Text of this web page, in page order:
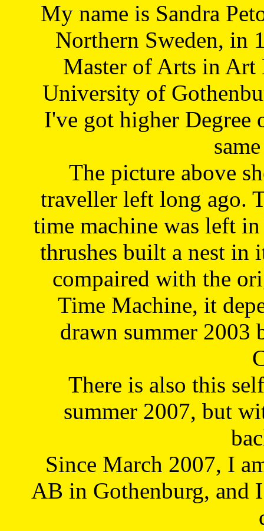
My name is Sandra
Northern Sweden, in
Master of Arts in Art
University of
I've got higher Degree
The picture above
traveller left long ago.
time machine was left
thrushes built a nest in
compaired with the
Time Machine, it
drawn summer 2003
There is also this
summer 2007, but
Since March 2007, I
AB in Gothenburg, and